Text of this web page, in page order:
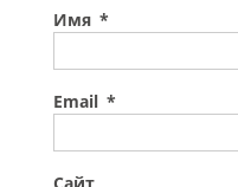
Имя *
Email *